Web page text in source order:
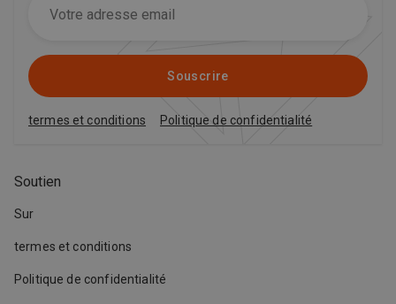
Soutien
Sur
termes et conditions
Politique de confidentialité
Souscrire
termes et conditions Politique de confidentialité